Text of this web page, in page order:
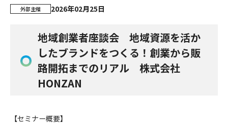
外部主催 2026年02月25日
地域創業者座談会 地域資源を活か
したブランドをつくる！創業から販
路開拓までのリアル 株式会社
HONZAN
【セミナー概要】